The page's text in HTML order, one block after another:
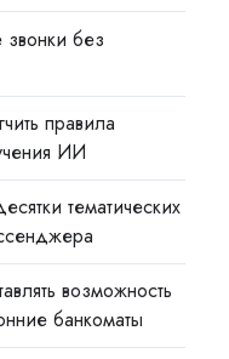
без
правила
ИИ
тематических
возможность
банкоматы